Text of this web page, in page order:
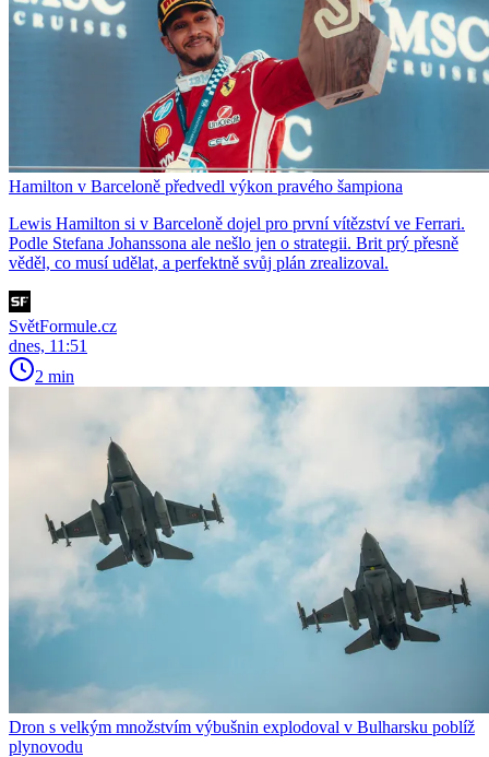
Hamilton v Barceloně předvedl výkon pravého šampiona
Lewis Hamilton si v Barceloně dojel pro první vítězství ve Ferrari.
Podle Stefana Johanssona ale nešlo jen o strategii. Brit prý přesně
věděl, co musí udělat, a perfektně svůj plán zrealizoval.
SvětFormule.cz
dnes, 11:51
2 min
Dron s velkým množstvím výbušnin explodoval v Bulharsku poblíž
plynovodu